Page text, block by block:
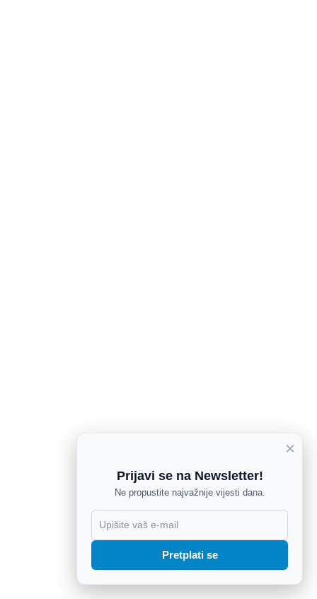
×
Prijavi se na Newsletter!
Ne propustite najvažnije vijesti dana.
Pretplati se